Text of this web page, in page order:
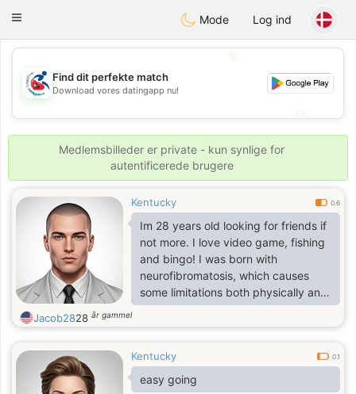
Handi Space
Toggle
Mode Log ind
💖
💕
Find dit perfekte match
Download vores datingapp nu!
Medlemsbilleder er private - kun synlige for
autentificerede brugere
Kentucky 0.6
Im 28 years old looking for friends if
not more. I love video game, fishing
and bingo! I was born with
neurofibromatosis, which causes
some limitations both physically and
intellectually!!
Jacob2828 år gammel
Kentucky 0.1
easy going